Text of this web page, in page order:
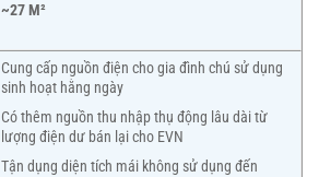
~27 M²
Cung cấp nguồn điện cho gia đình chú sử dụng
sinh hoạt hằng ngày
Có thêm nguồn thu nhập thụ động lâu dài từ
lượng điện dư bán lại cho EVN
Tận dụng diện tích mái không sử dụng đến